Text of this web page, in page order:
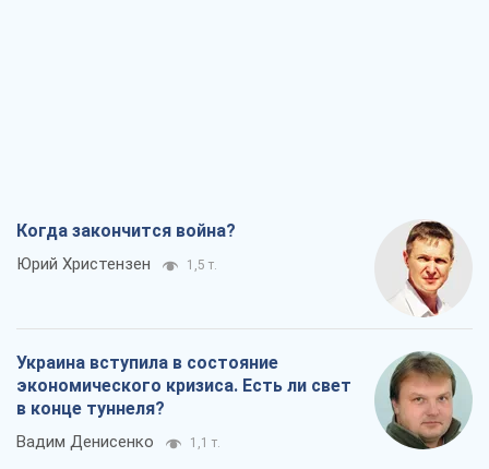
Когда закончится война?
Юрий Христензен 1,5 т.
Украина вступила в состояние
экономического кризиса. Есть ли свет
в конце туннеля?
Вадим Денисенко 1,1 т.